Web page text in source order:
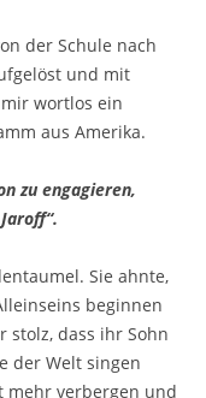
der Schule nach
und mit
wortlos ein
aus Amerika.
zu engagieren,
Sie ahnte,
beginnen
stolz, dass ihr Sohn
der Welt singen
mehr verbergen und